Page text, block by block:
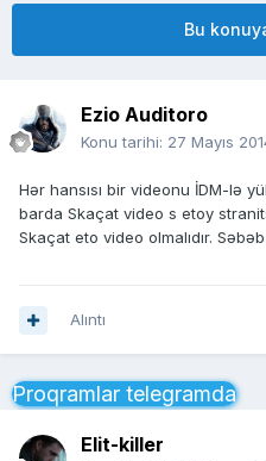
Bu
Ezio Auditoro
Konu tarihi: 27 Mayıs
Hər hansısı bir videonu İDM-lə
barda Skaçat video s etoy
Skaçat eto video olmalıdır.
Alıntı
Proqramlar telegramda
Elit-killer